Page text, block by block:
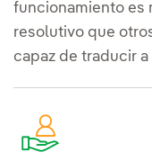
funcionamiento es
resolutivo que
capaz de traducir